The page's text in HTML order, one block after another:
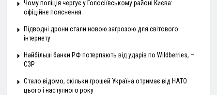
Чому поліція чергує у Голосіївському районі Києва:
офіційне пояснення
Підводні дрони стали новою загрозою для світового
інтернету
Найбільші банки РФ потерпають від ударів по Wildberries, –
СЗР
Стало відомо, скільки грошей Україна отримає від НАТО
цього і наступного року